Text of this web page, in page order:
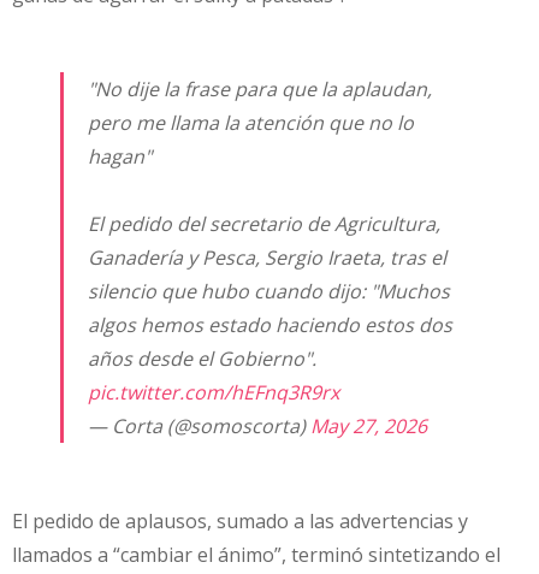
"No dije la frase para que la aplaudan,
pero me llama la atención que no lo
hagan"
El pedido del secretario de Agricultura,
Ganadería y Pesca, Sergio Iraeta, tras el
silencio que hubo cuando dijo: "Muchos
algos hemos estado haciendo estos dos
años desde el Gobierno".
pic.twitter.com/hEFnq3R9rx
— Corta (@somoscorta)May 27, 2026
El pedido de aplausos, sumado a las advertencias y
llamados a “cambiar el ánimo”, terminó sintetizando el